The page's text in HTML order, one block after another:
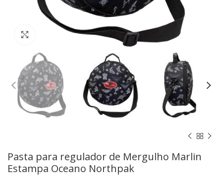
Clique para Ampliar
Pasta para regulador de Mergulho Marlin
Estampa Oceano Northpak